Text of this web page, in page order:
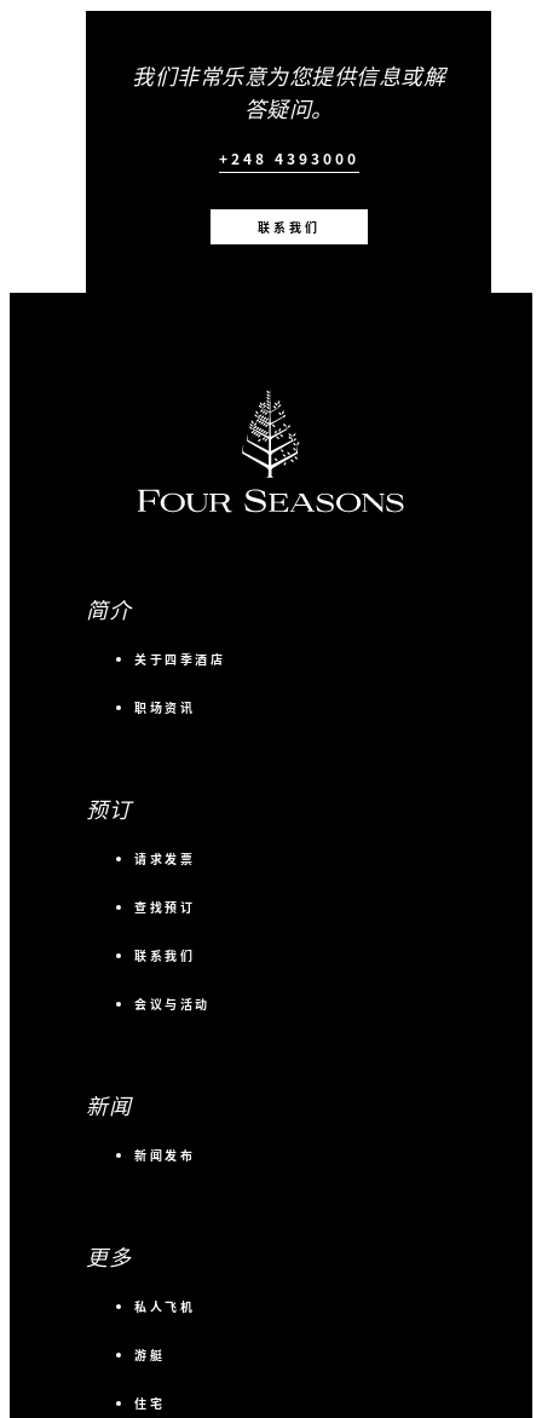
我们非常乐意为您提供信息或解
答疑问。
+248 4393000
联系我们
简介
关于四季酒店
职场资讯
预订
请求发票
查找预订
联系我们
会议与活动
新闻
新闻发布
更多
私人飞机
游艇
住宅